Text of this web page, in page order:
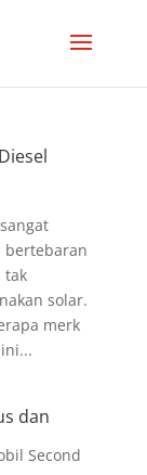
bertebaran
tak
solar.
merk
dan
Second